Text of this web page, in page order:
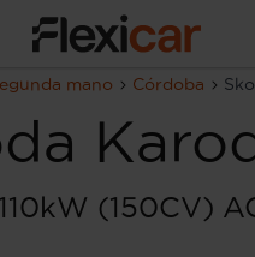
mano Córdoba
(150CV)